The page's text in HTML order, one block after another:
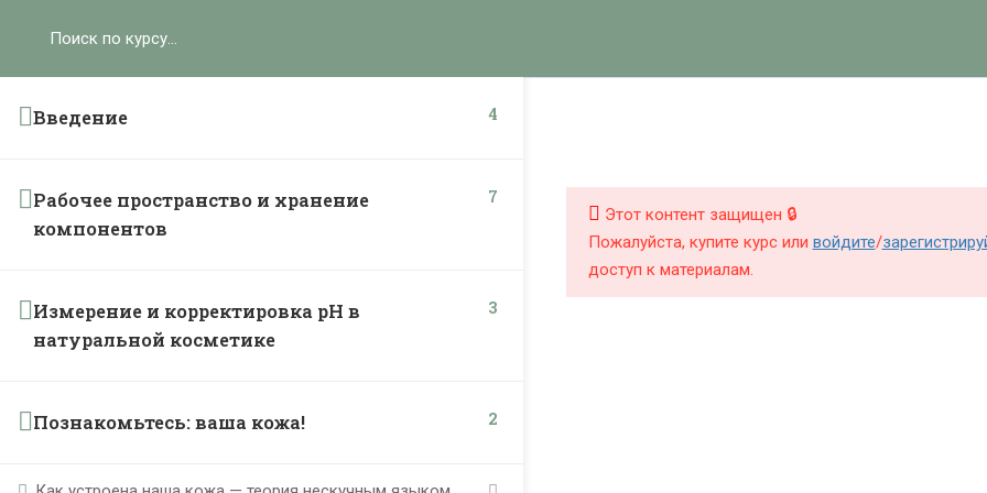
Введение 4
Рабочее пространство и хранение
компонентов
7
Измерение и корректировка рН в
натуральной косметике
3
Познакомьтесь: ваша кожа! 2
Этот контент защищен 🔒
Пожалуйста, купите курс или войдите/
доступ к материалам.
Ольга Ларноди, 2025
hello@lalavanda.school
КНИГИ КУРСЫ
Политика обработки персональных данных
Карта сайта